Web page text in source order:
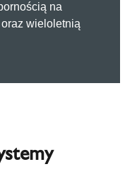
na
wieloletnią